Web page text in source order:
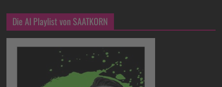
Die AI Playlist von SAATKORN